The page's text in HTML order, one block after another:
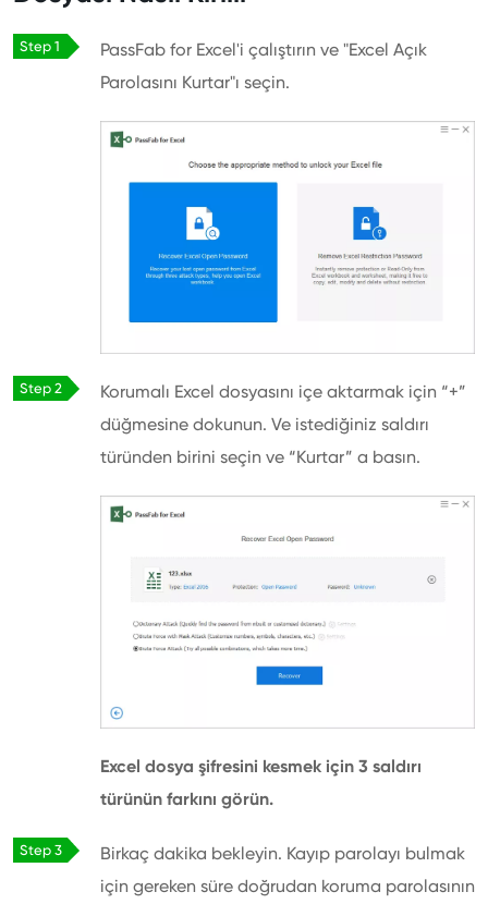
PassFab for Excel'i çalıştırın ve "Excel Açık
Parolasını Kurtar"ı seçin.
Korumalı Excel dosyasını içe aktarmak için “+”
düğmesine dokunun. Ve istediğiniz saldırı
türünden birini seçin ve “Kurtar” a basın.
Excel dosya şifresini kesmek için 3 saldırı
türünün farkını görün.
Birkaç dakika bekleyin. Kayıp parolayı bulmak
için gereken süre doğrudan koruma parolasının